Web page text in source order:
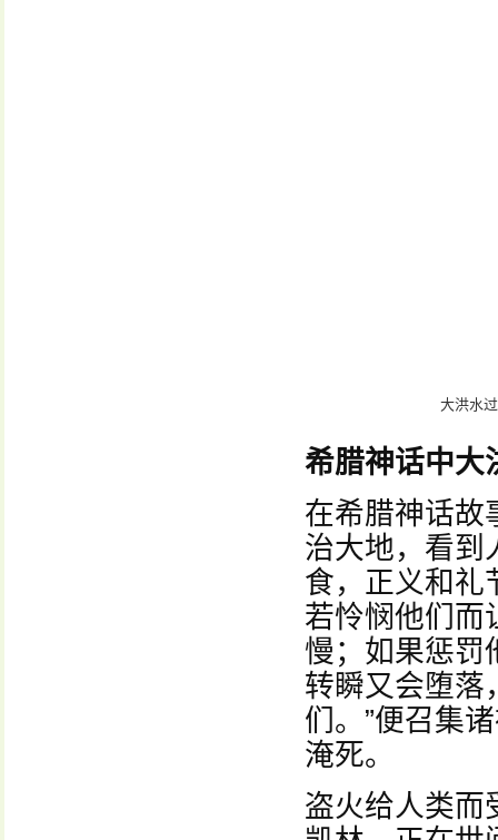
大洪水
希腊神话中大
在希腊神话故
治大地，看到
食，正义和礼
若怜悯他们而
慢；如果惩罚
转瞬又会堕落
们。”便召集
淹死。
盗火给人类而